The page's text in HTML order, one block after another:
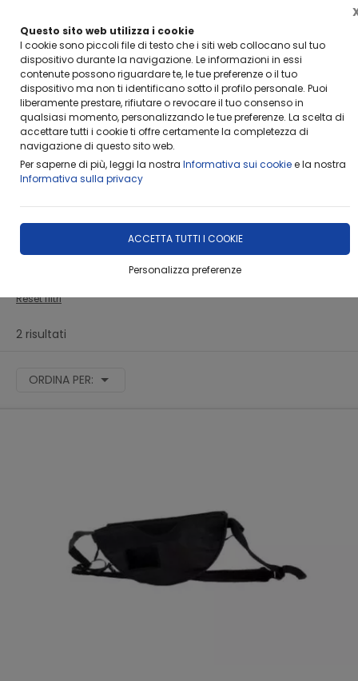
Questo sito web utilizza i cookie
I cookie sono piccoli file di testo che i siti web collocano sul tuo
dispositivo durante la navigazione. Le informazioni in essi
contenute possono riguardare te, le tue preferenze o il tuo
dispositivo ma non ti identificano sotto il profilo personale. Puoi
liberamente prestare, rifiutare o revocare il tuo consenso in
qualsiasi momento, personalizzando le tue preferenze. La scelta di
accettare tutti i cookie ti offre certamente la completezza di
navigazione di questo sito web.
Per saperne di più, leggi la nostra Informativa sui cookiee la nostra
Informativa sulla privacy
ACCETTA TUTTI I COOKIE
Personalizza preferenze
Home Catalogo STRUMENTI A FIATO BORSE E CUSTODIE
FILTRA
BORSE E CUSTODIE
Filtri attivi:
Reset filtri
2 risultati
ORDINA PER: